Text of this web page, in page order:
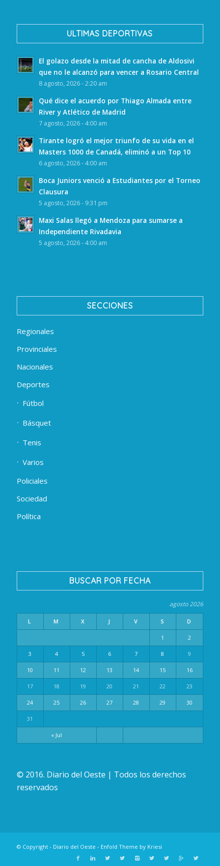
ULTIMAS DEPORTIVAS
El golazo desde la mitad de cancha de Aldosivi
que no le alcanzó para vencer a Rosario Central
8 agosto, 2026 - 2:20 am
Qué dice el acuerdo por Thiago Almada entre
River y Atlético de Madrid
7 agosto, 2026 - 4:00 am
Tirante logró el mejor triunfo de su vida en el
Masters 1000 de Canadá, eliminó a un Top 10
6 agosto, 2026 - 4:00 am
Boca Juniors venció a Estudiantes por el Torneo
Clausura
5 agosto, 2026 - 9:31 pm
Maxi Salas llegó a Mendoza para sumarse a
Independiente Rivadavia
5 agosto, 2026 - 4:00 am
SECCIONES
Regionales
Provinciales
Nacionales
Deportes
Fútbol
Básquet
Tenis
Varios
Policiales
Sociedad
Política
BUSCAR POR FECHA
agosto 2026
L M X J V S D
« Jul
1 2
3 4 5 6 7 8 9
10 11 12 13 14 15 16
17 18 19 20 21 22 23
24 25 26 27 28 29 30
31
© 2016. Diario del Oeste | Todos los derechos
reservados
© Copyright - Diario del Oeste - Enfold Theme by Kriesi